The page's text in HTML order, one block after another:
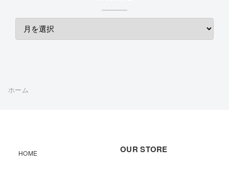
ホーム
HOME OUR STORE